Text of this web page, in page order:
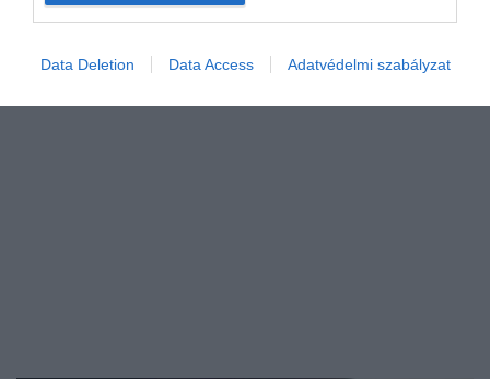
Data Deletion Data Access Adatvédelmi szabályzat
3-at a Photoshop új bétájába is beépítette. Így számos új és